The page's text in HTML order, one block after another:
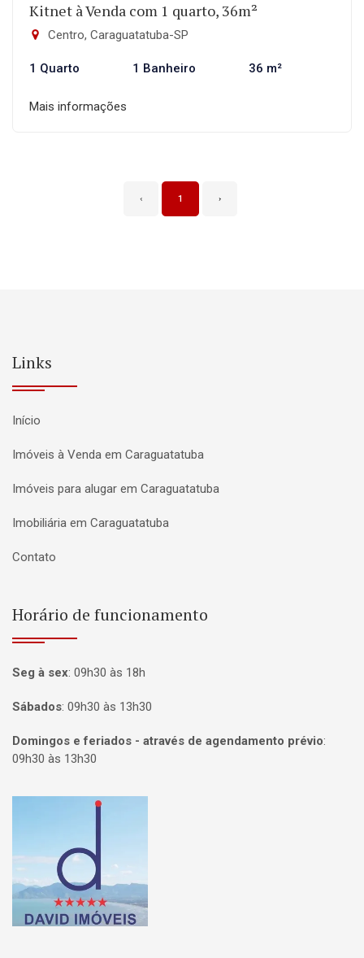
Kitnet à Venda com 1 quarto, 36m²
Centro, Caraguatatuba-SP
1 Quarto 1 Banheiro 36 m²
Mais informações
‹ 1 ›
Links
Início
Imóveis à Venda em Caraguatatuba
Imóveis para alugar em Caraguatatuba
Imobiliária em Caraguatatuba
Contato
Horário de funcionamento
Seg à sex: 09h30 às 18h
Sábados: 09h30 às 13h30
Domingos e feriados - através de agendamento prévio:
09h30 às 13h30
Página inicial